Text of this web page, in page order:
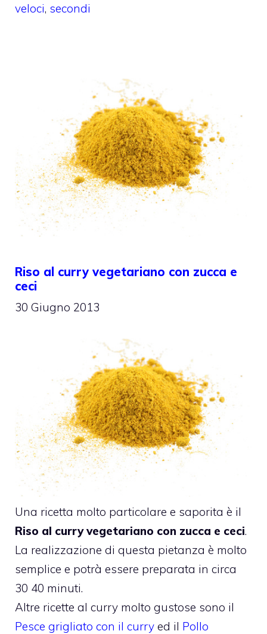
veloci, secondi
Riso al curry vegetariano con zucca e
ceci
30 Giugno 2013
Una ricetta molto particolare e saporita è il
Riso al curry vegetariano con zucca e ceci.
La realizzazione di questa pietanza è molto
semplice e potrà essere preparata in circa
30 40 minuti.
Altre ricette al curry molto gustose sono il
Pesce grigliato con il curry ed il Pollo